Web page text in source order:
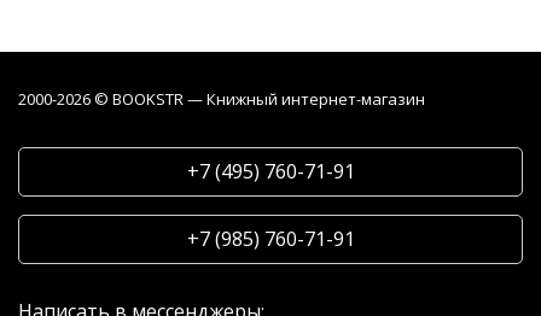
2000-2026 © BOOKSTR — Книжный интернет-магазин
+7 (495) 760-71-91
+7 (985) 760-71-91